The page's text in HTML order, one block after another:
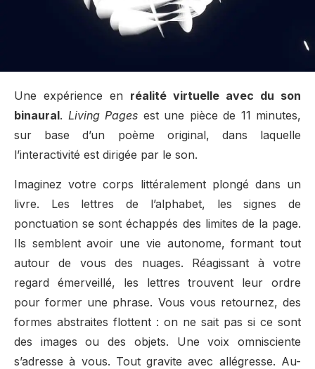
Une expérience en réalité virtuelle avec du son
binaural. Living Pages est une pièce de 11 minutes,
sur base d’un poème original, dans laquelle
l’interactivité est dirigée par le son.
Imaginez votre corps littéralement plongé dans un
livre. Les lettres de l’alphabet, les signes de
ponctuation se sont échappés des limites de la page.
Ils semblent avoir une vie autonome, formant tout
autour de vous des nuages. Réagissant à votre
regard émerveillé, les lettres trouvent leur ordre
pour former une phrase. Vous vous retournez, des
formes abstraites flottent : on ne sait pas si ce sont
des images ou des objets. Une voix omnisciente
s’adresse à vous. Tout gravite avec allégresse. Au-